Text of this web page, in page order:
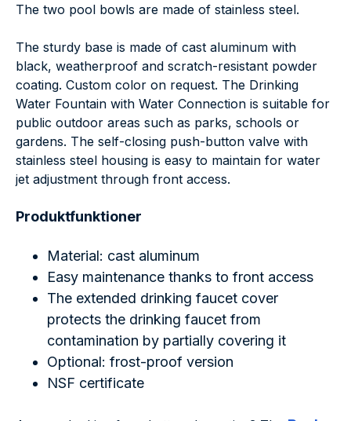
The two pool bowls are made of stainless steel.
The sturdy base is made of cast aluminum with
black, weatherproof and scratch-resistant powder
coating. Custom color on request. The Drinking
Water Fountain with Water Connection is suitable for
public outdoor areas such as parks, schools or
gardens. The self-closing push-button valve with
stainless steel housing is easy to maintain for water
jet adjustment through front access.
Produktfunktioner
Material: cast aluminum
Easy maintenance thanks to front access
The extended drinking faucet cover
protects the drinking faucet from
contamination by partially covering it
Optional: frost-proof version
NSF certificate